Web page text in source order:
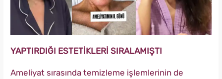
YAPTIRDIĞI ESTETİKLERİ SIRALAMIŞTI
Ameliyat sırasında temizleme işlemlerinin de